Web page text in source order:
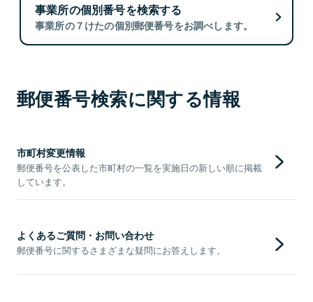
事業所の個別番号を検索する
事業所の７けたの個別郵便番号をお調べします。
郵便番号検索に関する情報
市町村変更情報
郵便番号を公表した市町村の一覧を実施日の新しい順に掲載
しています。
よくあるご質問・お問い合わせ
郵便番号に関するさまざまな疑問にお答えします。